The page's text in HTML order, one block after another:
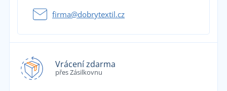
firma@dobrytextil.cz
Vrácení zdarma
přes Zásilkovnu